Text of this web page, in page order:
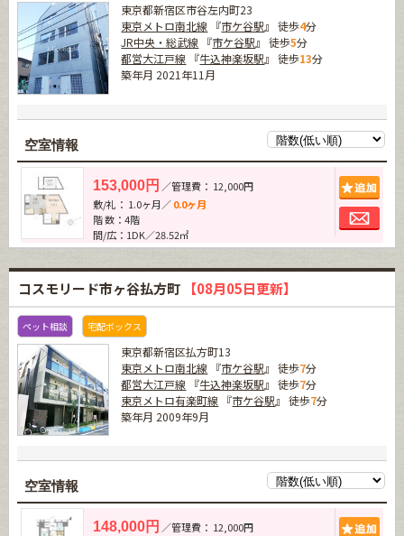
東京都新宿区市谷左内町23
東京メトロ南北線 『市ケ谷駅』 徒歩4分
JR中央・総武線 『市ケ谷駅』 徒歩5分
都営大江戸線 『牛込神楽坂駅』 徒歩13分
築年月 2021年11月
空室情報
153,000円 ／管理費： 12,000円
敷/礼： 1.0ヶ月／0.0ヶ月
階 数：4階
間/広：1DK／28.52㎡
コスモリード市ヶ谷払方町 【08月05日更新】
ペット相談 宅配ボックス
東京都新宿区払方町13
東京メトロ南北線 『市ケ谷駅』 徒歩7分
都営大江戸線 『牛込神楽坂駅』 徒歩7分
東京メトロ有楽町線 『市ケ谷駅』 徒歩7分
築年月 2009年9月
空室情報
148,000円 ／管理費： 12,000円